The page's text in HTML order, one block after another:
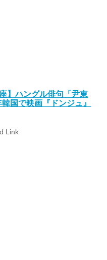
】ハングル俳句「尹東
国で映画『ドンジュ』
Link